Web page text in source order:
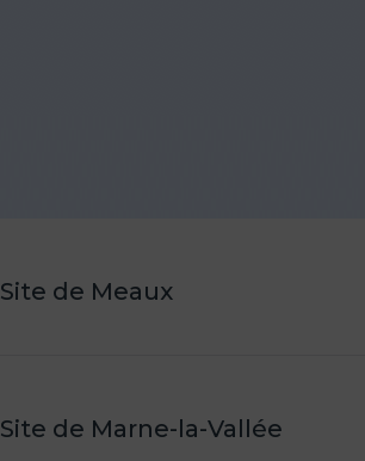
Site de Meaux
Site de Marne-la-Vallée